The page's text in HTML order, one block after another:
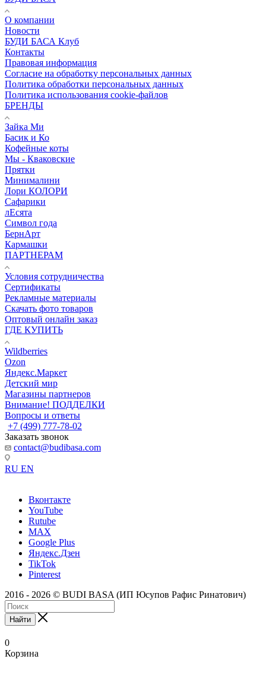
О компании
Новости
БУДИ БАСА Клуб
Контакты
Правовая информация
Согласие на обработку персональных данных
Политика обработки персональных данных
Политика использования cookie-файлов
БРЕНДЫ
Зайка Ми
Басик и Ко
Кофейные коты
Мы - Кваковские
Прятки
Минималини
Лори КОЛОРИ
Сафарики
лЕсята
Символ года
БернАрт
Кармашки
ПАРТНЕРАМ
Условия сотрудничества
Сертификаты
Рекламные материалы
Скачать фото товаров
Оптовый онлайн заказ
ГДЕ КУПИТЬ
Wildberries
Ozon
Яндекс.Маркет
Детский мир
Магазины партнеров
Внимание! ПОДДЕЛКИ
Вопросы и ответы
+7 (499) 777-78-02
Заказать звонок
contact@budibasa.com
RU EN
Вконтакте
YouTube
Rutube
MAX
Google Plus
Яндекс.Дзен
TikTok
Pinterest
2016 - 2026 © BUDI BASA (ИП Юсупов Рафис Ринатович)
Найти
0
Корзина